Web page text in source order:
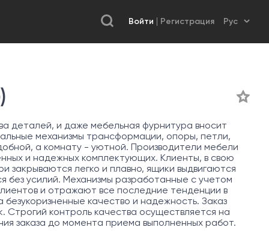
Войти Регистрация
деталей, и даже мебельная фурнитура вносит
механизмы трансформации, опоры, петли,
а комнату - уютной. Производители мебели
и надежных комплектующих. Клиенты, в свою
закрываются легко и плавно, ящики выдвигаются
без усилий. Механизмы разработанные с учетом
и отражают все последние тенденции в
качество и надежность. Заказ
Строгий контроль качества осуществляется на
заказа до момента приема выполненных работ.